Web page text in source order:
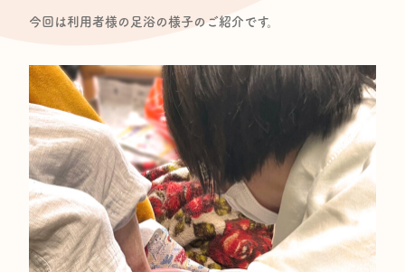
今回は利用者様の足浴の様子のご紹介です。